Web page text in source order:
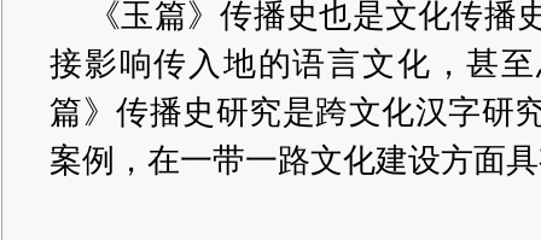
《玉篇》传播史也是文化传播
接影响传入地的语言文化，甚
篇》传播史研究是跨文化汉字研
案例，在一带一路文化建设方面